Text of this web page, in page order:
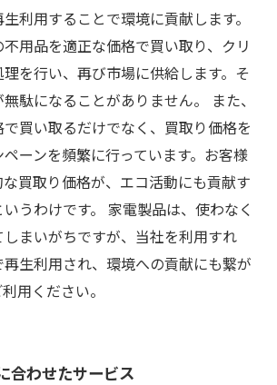
利用することで環境に貢献します。
用品を適正な価格で買い取り、クリ
を行い、再び市場に供給します。そ
駄になることがありません。 また、
買い取るだけでなく、買取り価格を
ーンを頻繁に行っています。お客様
買取り価格が、エコ活動にも貢献す
うわけです。 家電製品は、使わなく
まいがちですが、当社を利用すれ
生利用され、環境への貢献にも繋が
用ください。
合わせたサービス